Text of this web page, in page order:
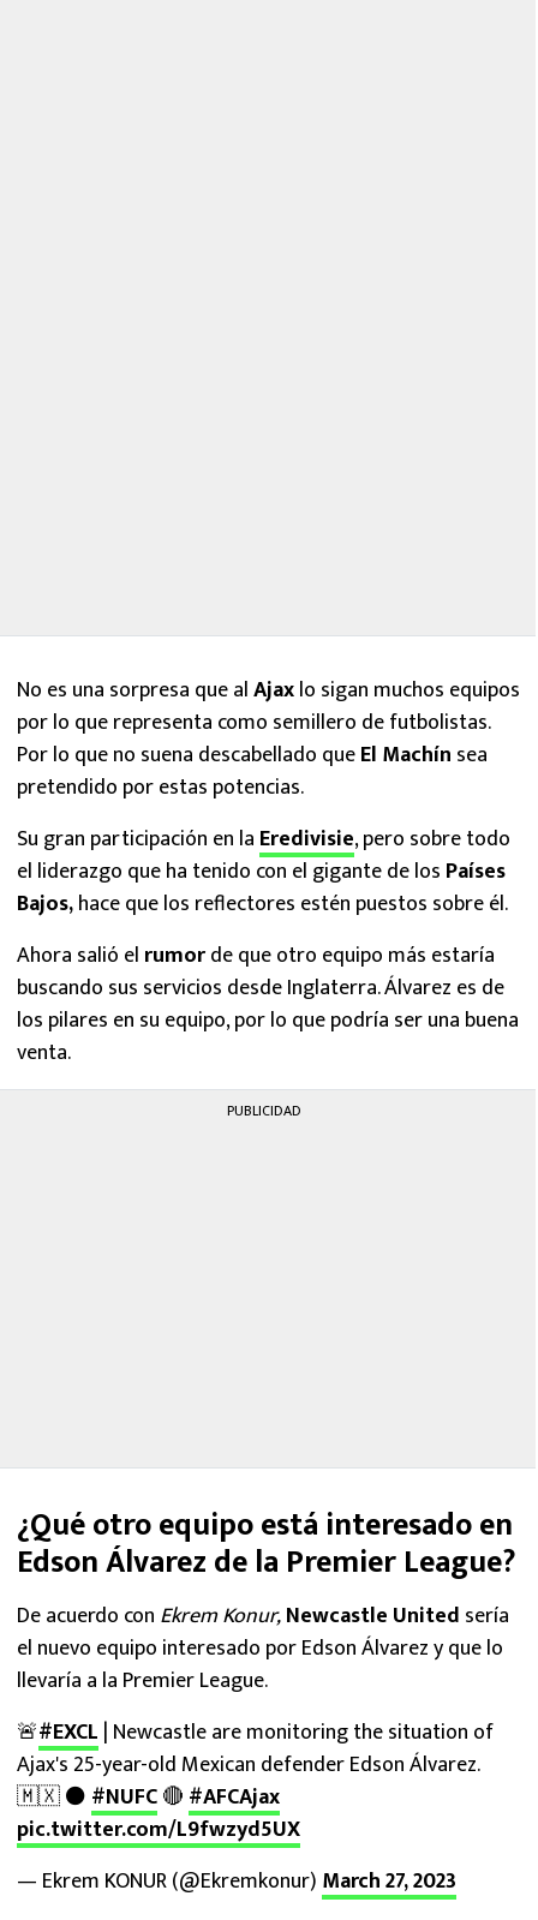
No es una sorpresa que alAjaxlo sigan muchos equipos
por lo que representa como semillero de futbolistas.
Por lo que no suena descabellado queEl Machín sea
pretendido por estas potencias.
Su gran participación en la Eredivisie, pero sobre todo
el liderazgo que ha tenido con el gigante de los Países
Bajos,hace que los reflectores estén puestos sobre él.
Ahora salió el rumorde que otro equipo más estaría
buscando sus servicios desde Inglaterra. Álvarez es de
los pilares en su equipo, por lo que podría ser una buena
venta.
PUBLICIDAD
¿Qué otro equipo está interesado en
Edson Álvarez de la Premier League?
De acuerdo con Ekrem Konur,Newcastle United sería
el nuevo equipo interesado por Edson Álvarez y que lo
llevaría a la Premier League.
🚨#EXCL | Newcastle are monitoring the situation of
Ajax's 25-year-old Mexican defender Edson Álvarez.
🇲🇽 ⚫ #NUFC🔴 #AFCAjax
pic.twitter.com/L9fwzyd5UX
— Ekrem KONUR (@Ekremkonur) March 27, 2023